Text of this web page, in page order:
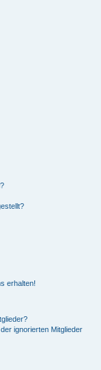
erhalten!
ignorierten Mitglieder